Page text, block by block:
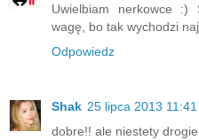
Uwielbiam nerkowce :)
wagę, bo tak wychodzi
Odpowiedz
Shak 25 lipca 2013 11:41
dobre!! ale niestety